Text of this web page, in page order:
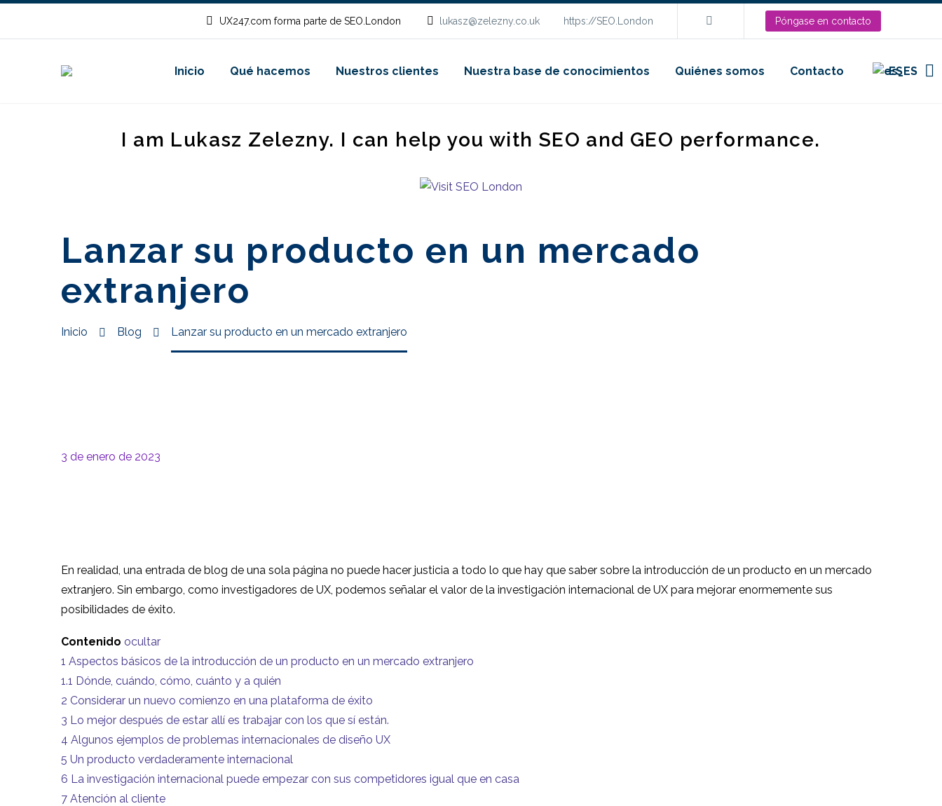
UX247.com forma parte de SEO.London lukasz@zelezny.co.uk https://SEO.London Póngase en contacto
Inicio Qué hacemos Nuestros clientes Nuestra base de conocimientos Quiénes somos Contacto ES
I am Lukasz Zelezny. I can help you with SEO and GEO performance.
Lanzar su producto en un mercado
extranjero
Inicio Blog Lanzar su producto en un mercado extranjero
3 de enero de 2023
En realidad, una entrada de blog de una sola página no puede hacer justicia a todo lo que hay que saber sobre la introducción de un producto en un mercado
extranjero. Sin embargo, como investigadores de UX, podemos señalar el valor de la investigación internacional de UX para mejorar enormemente sus
posibilidades de éxito.
Contenido ocultar
1 Aspectos básicos de la introducción de un producto en un mercado extranjero
1.1 Dónde, cuándo, cómo, cuánto y a quién
2 Considerar un nuevo comienzo en una plataforma de éxito
3 Lo mejor después de estar allí es trabajar con los que sí están.
4 Algunos ejemplos de problemas internacionales de diseño UX
5 Un producto verdaderamente internacional
6 La investigación internacional puede empezar con sus competidores igual que en casa
7 Atención al cliente